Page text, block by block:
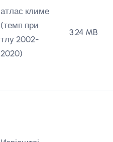
атлас климе
(темп при
тлу 2002-
2020)
3.24 MB